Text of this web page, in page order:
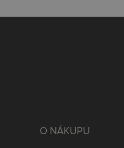
O NÁKUPU